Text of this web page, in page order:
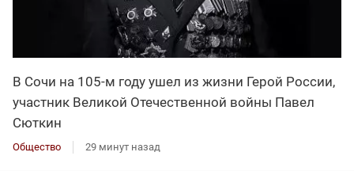
В Сочи на 105-м году ушел из жизни Герой России,
участник Великой Отечественной войны Павел
Сюткин
Общество 29 минут назад